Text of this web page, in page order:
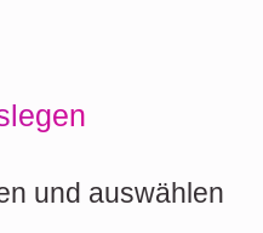
und auswählen